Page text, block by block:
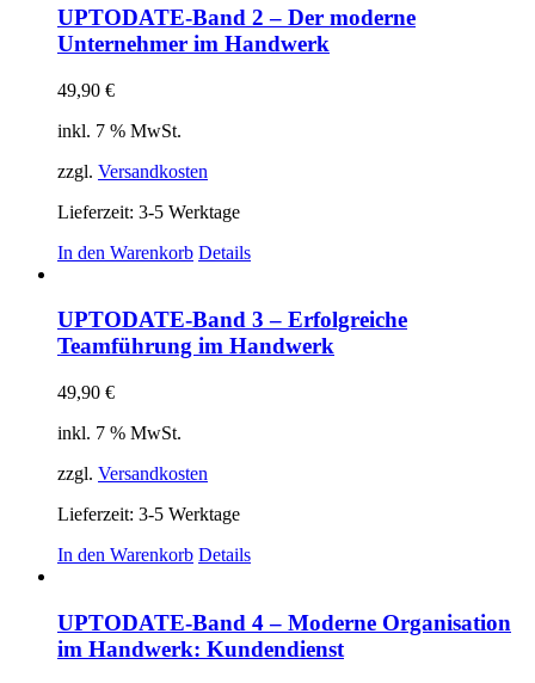
UPTODATE-Band 2 – Der moderne
Unternehmer im Handwerk
49,90 €
inkl. 7 % MwSt.
zzgl. Versandkosten
Lieferzeit: 3-5 Werktage
In den Warenkorb Details
UPTODATE-Band 3 – Erfolgreiche
Teamführung im Handwerk
49,90 €
inkl. 7 % MwSt.
zzgl. Versandkosten
Lieferzeit: 3-5 Werktage
In den Warenkorb Details
UPTODATE-Band 4 – Moderne Organisation
im Handwerk: Kundendienst